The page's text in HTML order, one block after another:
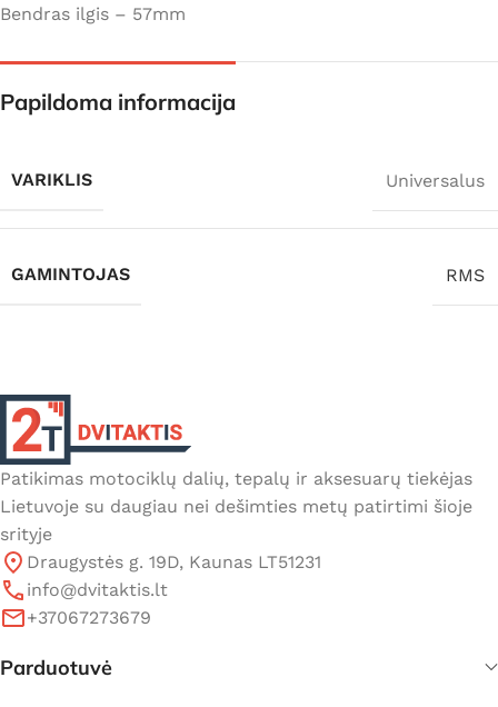
Bendras ilgis – 57mm
Papildoma informacija
VARIKLIS Universalus
GAMINTOJAS RMS
Patikimas motociklų dalių, tepalų ir aksesuarų tiekėjas
Lietuvoje su daugiau nei dešimties metų patirtimi šioje
srityje
Draugystės g. 19D, Kaunas LT51231
info@dvitaktis.lt
+37067273679
Parduotuvė